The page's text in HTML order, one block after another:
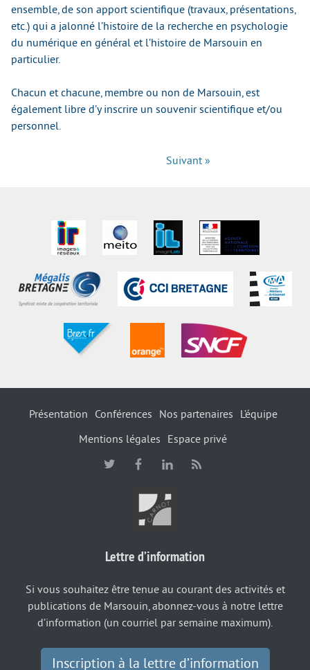
ensemble, de son apport scientifique (travaux, présentations,
etc.) qui a jalonné l’histoire de la recherche en psychologie
du numérique en général et l’histoire de Marsouin en
particulier.
Chacun et chacune, membre ou non de Marsouin, est
également libre d’y inscrire un souvenir scientifique et/ou
personnel.
Suivant »
Présentation Conférences Nos partenaires
L’équipe
Mentions légales
Espace privé
Lettre d’information
Si vous souhaitez être tenue au courant des activités et
publications de Marsouin, abonnez-vous à notre lettre
d’information (un courriel par semaine maximum).
Inscription à la lettre d’information